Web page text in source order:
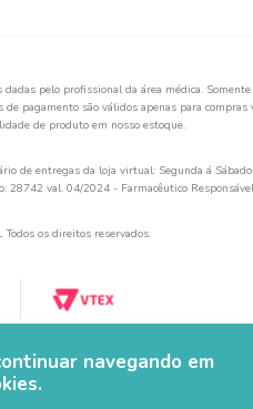
navegando em
pelo profissional da área médica.
pagamento são válidos apenas para
de produto em nosso estoque.
de entregas da loja virtual: Segunda á
val. 04/2024 - Farmacêutico
os direitos reservados.